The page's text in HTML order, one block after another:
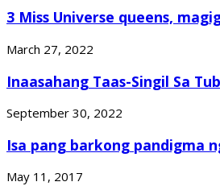
3 Miss Universe queens,
March 27, 2022
Inaasahang Taas-Singil Sa
September 30, 2022
Isa pang barkong pandigma
May 11, 2017